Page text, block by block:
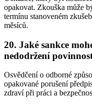
opakovat. Zkouška může
termínu stanoveném
měsíců.
20. Jaké sankce
nedodržení
Osvědčení o odborné
opakované porušení
zdraví při práci a